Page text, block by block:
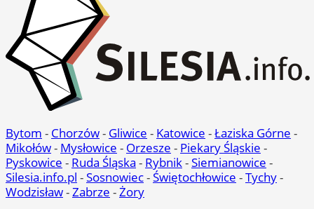
Bytom - Chorzów- Gliwice - Katowice -Łaziska Górne -
Mikołów- Mysłowice - Orzesze - Piekary Śląskie -
Pyskowice - Ruda Śląska - Rybnik-Siemianowice -
Silesia.info.pl -Sosnowiec-Świętochłowice -Tychy-
Wodzisław-Zabrze -Żory